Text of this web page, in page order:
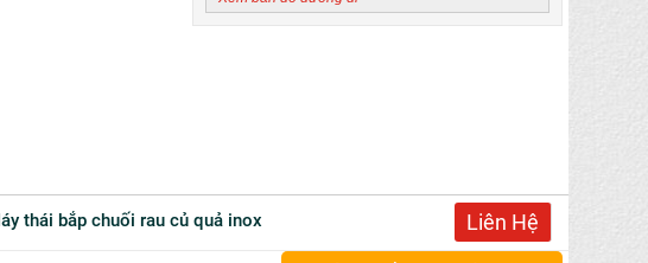
Máy thái bắp chuối rau củ quả inox Liên Hệ